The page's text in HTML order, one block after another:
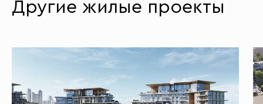
Другие жилые проекты